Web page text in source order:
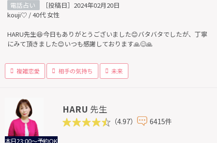
電話占い
［投稿日］2024年02月20日
kouji♡ / 40代 女性
HARU先生😆今日もありがとうございました😊バタバタでしたが、丁寧
にみて頂きました😊いつも感謝しております🙏😊🙏
複雑恋愛 相手の気持ち 未来
本日23:00～予約OK
HARU 先生
（4.97） 6415件